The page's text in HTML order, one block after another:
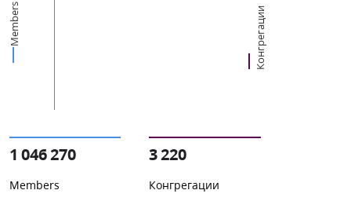
Members Конгрегации
1 046 270
Members
3 220
Конгрегации